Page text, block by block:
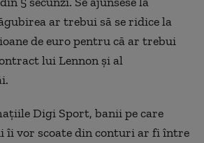
ar trebui să se ridice la
de euro pentru că ar trebui
lui Lennon și al
Digi Sport, banii pe care
îi vor scoate din conturi ar fi între